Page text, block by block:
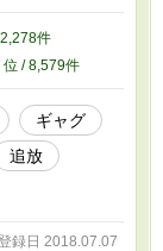
件
位 / 8,579件
ギャグ
追放
録日 2018.07.07